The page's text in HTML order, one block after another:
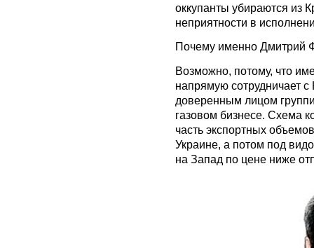
оккупанты убираются из
неприятности в
Почему именно Дмитрий
Возможно, потому, что
напрямую сотрудничает
доверенным лицом
газовом бизнесе. Схема
часть экспортных
Украине, а потом под
на Запад по цене ниже